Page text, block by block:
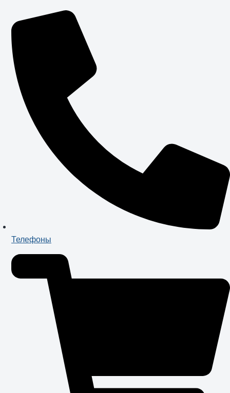
Телефоны